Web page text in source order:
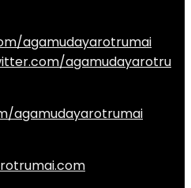
agamudayarotrumai
agamudayarotru
agamudayarotrumai